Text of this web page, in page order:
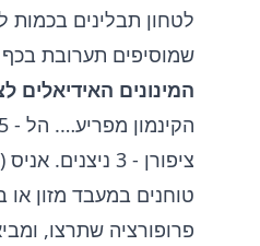
שמוסיפים תערובת בכף
המינונים האידיאלים
ציפורן - 3 ניצנים. אניס (בדיון) - 1-2 זרעים.
טוחנים במעבד מזון
פרופורציה שתרצו,